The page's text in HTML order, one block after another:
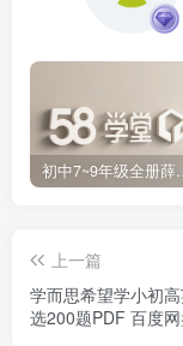
初中7~9年级全
上一篇
学而思希望学小初
选200题PDF 百度